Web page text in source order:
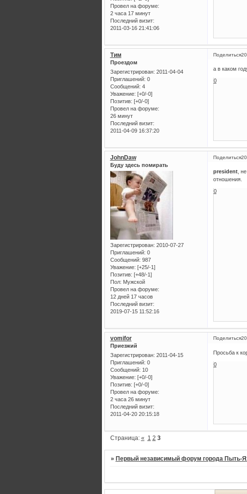
Провел на форуме:
2 часа 17 минут
Последний визит:
2011-03-16 21:41:06
Поделиться
Тим
Проездом
Зарегистрирован: 2011-04-04
Приглашений: 0
Сообщений: 4
Уважение: [+0/-0]
Позитив: [+0/-0]
Провел на форуме:
26 минут
Последний визит:
2011-04-09 16:37:20
а в каком
0
Поделиться
JohnDaw
Буду здесь помирать
Зарегистрирован: 2010-07-27
Приглашений: 0
Сообщений: 987
Уважение: [+25/-1]
Позитив: [+48/-1]
Пол: Мужской
Провел на форуме:
12 дней 17 часов
Последний визит:
2019-07-15 11:52:16
president,
отношения.
0
Поделиться
vomifor
Приезжий
Зарегистрирован: 2011-04-15
Приглашений: 0
Сообщений: 10
Уважение: [+0/-0]
Позитив: [+0/-0]
Провел на форуме:
2 часа 26 минут
Последний визит:
2011-04-20 20:15:18
Просьба к
0
Страница: « 1 2 3
» Первый независимый форум города Пыть-